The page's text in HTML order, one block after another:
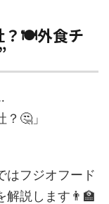
？🍽️外食チ
🤔」
はフジオフード
解説します👨‍🏫